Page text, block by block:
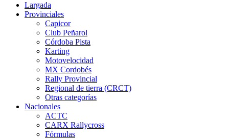
Largada
Provinciales
Capicor
Club Peñarol
Córdoba Pista
Karting
Motovelocidad
MX Cordobés
Rally Provincial
Regional de tierra (CRCT)
Otras categorías
Nacionales
ACTC
CARX Rallycross
Fórmulas